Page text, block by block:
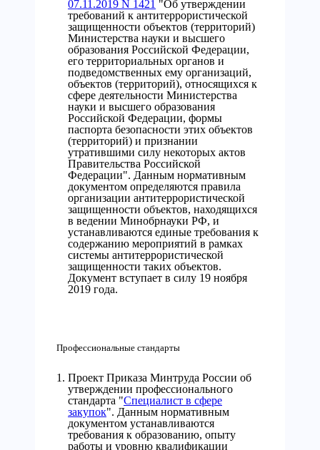
07.11.2019 N 1421 "Об утверждении
требований к антитеррористической
защищенности объектов (территорий)
Министерства науки и высшего
образования Российской Федерации,
его территориальных органов и
подведомственных ему организаций,
объектов (территорий), относящихся к
сфере деятельности Министерства
науки и высшего образования
Российской Федерации, формы
паспорта безопасности этих объектов
(территорий) и признании
утратившими силу некоторых актов
Правительства Российской
Федерации". Данным нормативным
документом определяются правила
организации антитеррористической
защищенности объектов, находящихся
в ведении Минобрнауки РФ, и
устанавливаются единые требования к
содержанию мероприятий в рамках
системы антитеррористической
защищенности таких объектов.
Документ вступает в силу 19 ноября
2019 года.
Профессиональные стандарты
Проект Приказа Минтруда России об
утверждении профессионального
стандарта "Специалист в сфере
закупок". Данным нормативным
документом устанавливаются
требования к образованию, опыту
работы и уровню квалификации